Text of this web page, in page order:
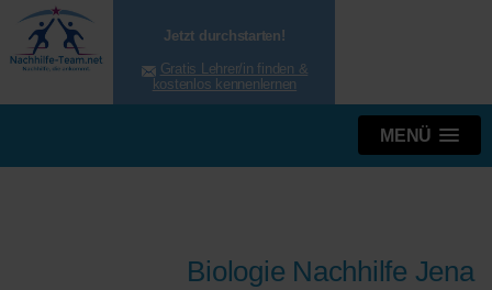
Jetzt durchstarten!
Gratis Lehrer/in finden &
kostenlos kennenlernen
MENÜ
Biologie Nachhilfe Jena